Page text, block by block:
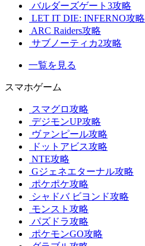
バルダーズゲート3攻略
LET IT DIE: INFERNO攻略
ARC Raiders攻略
サブノーティカ2攻略
一覧を見る
スマホゲーム
スマグロ攻略
デジモンUP攻略
ヴァンピール攻略
ドットアビス攻略
NTE攻略
Gジェネエターナル攻略
ポケポケ攻略
シャドバ ビヨンド攻略
モンスト攻略
パズドラ攻略
ポケモンGO攻略